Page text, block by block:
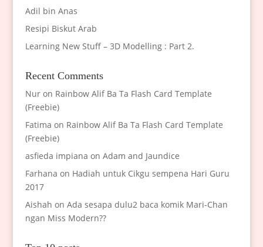
Adil bin Anas
Resipi Biskut Arab
Learning New Stuff – 3D Modelling : Part 2.
Recent Comments
Nuron Rainbow Alif Ba Ta Flash Card Template
(Freebie)
Fatima on Rainbow Alif Ba Ta Flash Card Template
(Freebie)
asfieda impiana on Adam and Jaundice
Farhana on Hadiah untuk Cikgu sempena Hari Guru
2017
Aishah on Ada sesapa dulu2 baca komik Mari-Chan
ngan Miss Modern??